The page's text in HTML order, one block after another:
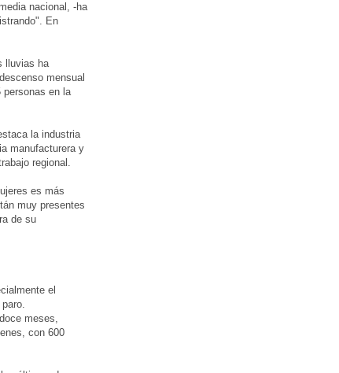
nacional, -ha
En
lluvias ha
mensual
personas en la
la industria
manufacturera y
regional.
es más
muy presentes
de su
el
meses,
con 600